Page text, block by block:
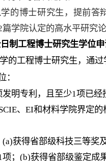
的博士研究生，提前答
篇学院认定的高水平研究
制工程博士研究生学位
的工程博士研究生，通
：
发明专利，且至少1项已经
、 EI和材料学院界定的
(a)获得省部级科技三等奖
项； (b)获得省部级鉴定成